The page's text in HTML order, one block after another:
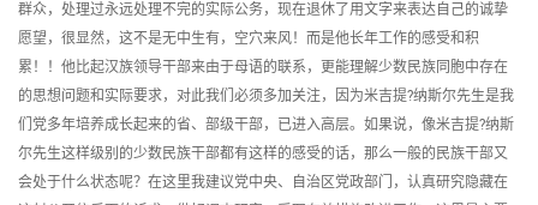
群众，处理过永远处理不完的实际公务，现在退休了用文字来表达自己的诚挚
愿望，很显然，这不是无中生有，空穴来风！而是他长年工作的感受和积
累！！他比起汉族领导干部来由于母语的联系，更能理解少数民族同胞中存在
的思想问题和实际要求，对此我们必须多加关注，因为米吉提?纳斯尔先生是我
们党多年培养成长起来的省、部级干部，已进入高层。如果说，像米吉提?纳斯
尔先生这样级别的少数民族干部都有这样的感受的话，那么一般的民族干部又
会处于什么状态呢？在这里我建议党中央、自治区党政部门，认真研究隐藏在